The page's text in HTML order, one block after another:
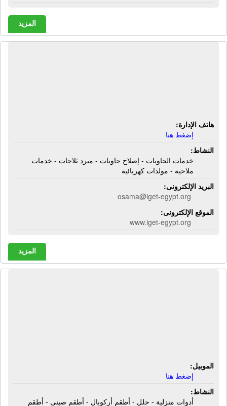
المزيد
هاتف الإدارة:
إضغط هنا
النشاط:
خدمات الحاويات - إصلاح حاويات - مبرد ثلاجات - خدمات
ملاحية - مولدات كهربائية
البريد الإلكترونى:
osama@iget-egypt.org
الموقع الإلكترونى:
www.iget-egypt.org
المزيد
الموبيل:
إضغط هنا
النشاط:
أدوات منزلية - حلل - أطقم أركوبال - أطقم صينى - أطقم